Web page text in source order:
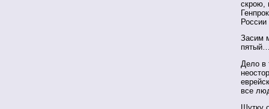
скрою,
России
Засим
Дело в
все